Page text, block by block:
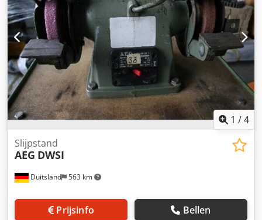
1 /4
Duitsland 563 km
Slijpstand
AEG DWSI
Prijsinfo Bellen